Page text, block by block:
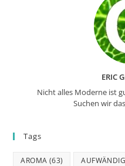
ERIC
Nicht alles Moderne ist
Suchen wir
Tags
AROMA (63) AUFWÄNDIG